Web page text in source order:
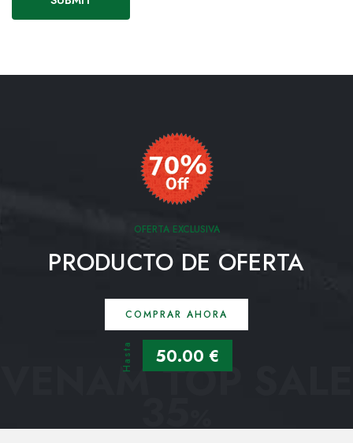
OFERTA EXCLUSIVA
PRODUCTO DE OFERTA
COMPRAR AHORA
Hasta 50.00 €
VENAM TOP SALE
35